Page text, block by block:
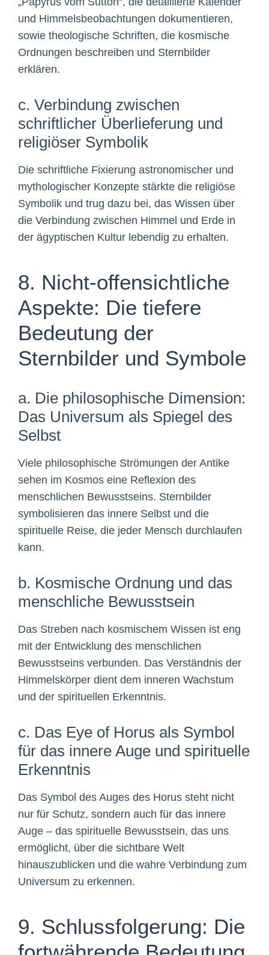
und Himmelsbeobachtungen dokumentieren,
sowie theologische Schriften, die kosmische
Ordnungen beschreiben und Sternbilder
erklären.
c. Verbindung zwischen
schriftlicher Überlieferung und
religiöser Symbolik
Die schriftliche Fixierung astronomischer und
mythologischer Konzepte stärkte die religiöse
Symbolik und trug dazu bei, das Wissen über
die Verbindung zwischen Himmel und Erde in
der ägyptischen Kultur lebendig zu erhalten.
8. Nicht-offensichtliche
Aspekte: Die tiefere
Bedeutung der
Sternbilder und Symbole
a. Die philosophische Dimension:
Das Universum als Spiegel des
Selbst
Viele philosophische Strömungen der Antike
sehen im Kosmos eine Reflexion des
menschlichen Bewusstseins. Sternbilder
symbolisieren das innere Selbst und die
spirituelle Reise, die jeder Mensch durchlaufen
kann.
b. Kosmische Ordnung und das
menschliche Bewusstsein
Das Streben nach kosmischem Wissen ist eng
mit der Entwicklung des menschlichen
Bewusstseins verbunden. Das Verständnis der
Himmelskörper dient dem inneren Wachstum
und der spirituellen Erkenntnis.
c. Das Eye of Horus als Symbol
für das innere Auge und spirituelle
Erkenntnis
Das Symbol des Auges des Horus steht nicht
nur für Schutz, sondern auch für das innere
Auge – das spirituelle Bewusstsein, das uns
ermöglicht, über die sichtbare Welt
hinauszublicken und die wahre Verbindung zum
Universum zu erkennen.
9. Schlussfolgerung: Die